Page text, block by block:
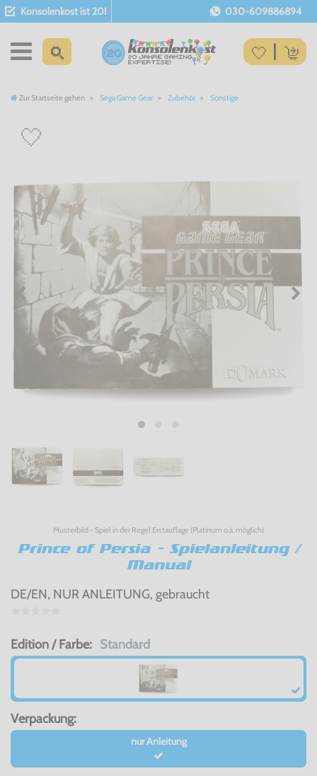
Konsolenkost ist 20! 030-609886894
Zur Startseite gehen Sega Game Gear Zubehör Sonstige
Musterbild - Spiel in der Regel Erstauflage (Platinum o.ä. möglich)
Prince of Persia - Spielanleitung /
Manual
DE/EN, NUR ANLEITUNG, gebraucht
Edition / Farbe: Standard
Verpackung:
nur Anleitung